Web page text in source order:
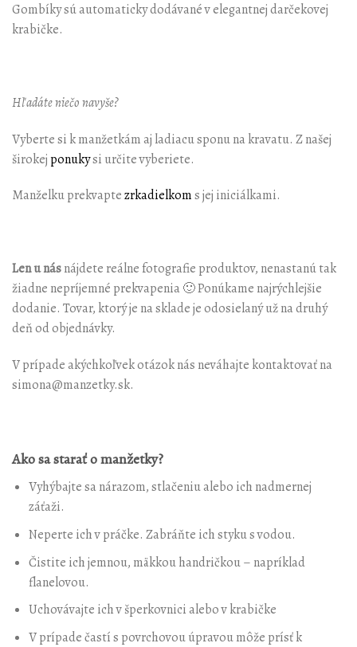
Gombíky sú automaticky dodávané v elegantnej darčekovej
krabičke.
Hľadáte niečo navyše?
Vyberte si k manžetkám aj ladiacu sponu na kravatu. Z našej
širokejponukysi určite vyberiete.
Manželku prekvaptezrkadielkoms jej iniciálkami.
Len u násnájdete reálne fotografie produktov, nenastanú tak
žiadne nepríjemné prekvapenia 🙂 Ponúkame najrýchlejšie
dodanie. Tovar, ktorý je na sklade je odosielaný už na druhý
deň od objednávky.
V prípade akýchkoľvek otázok nás neváhajte kontaktovať na
simona@manzetky.sk.
Ako sa starať o manžetky?
Vyhýbajte sa nárazom, stlačeniu alebo ich nadmernej
záťaži.
Neperte ich v práčke. Zabráňte ich styku s vodou.
Čistite ich jemnou, mäkkou handričkou – napríklad
flanelovou.
Uchovávajte ich v šperkovnici alebo v krabičke
V prípade častí s povrchovou úpravou môže prísť k